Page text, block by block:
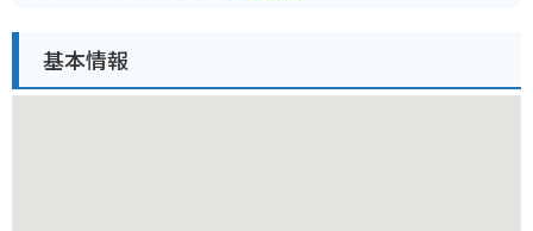
神社」など、多くの末社が鎮座しています。
基本情報